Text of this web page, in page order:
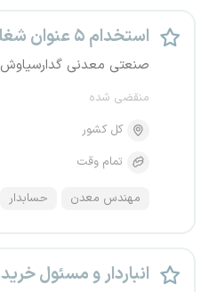
استخدام ۵ عنوان شغلی
صنعتی معدنی گدارسیاوش
منقضی شده
کل کشور
تمام وقت
مهندس معدن حسابدار
انباردار و مسئول خرید